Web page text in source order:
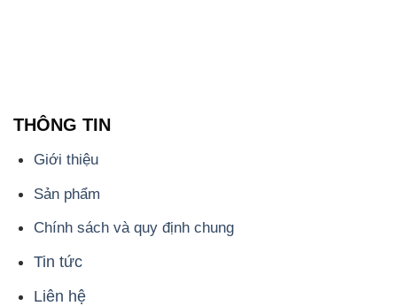
THÔNG TIN
Giới thiệu
Sản phẩm
Chính sách và quy định chung
Tin tức
Liên hệ